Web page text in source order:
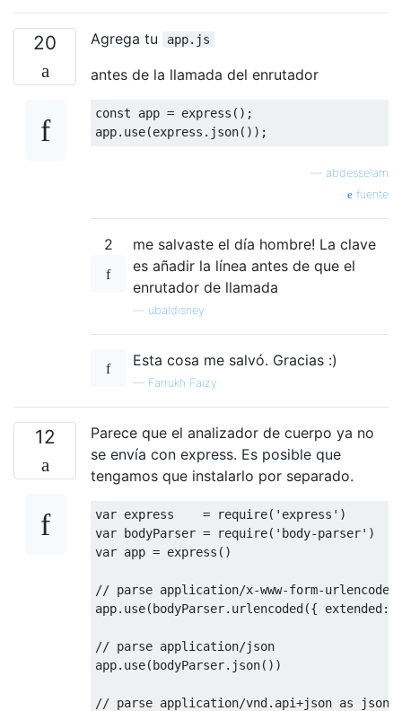
20 Agrega tu app.js
antes de la llamada del enrutador
const app = express ();
app. use(express . json());
abdesselam
fuente
2
me salvaste el día hombre! La clave
es añadir la línea antes de que el
enrutador de llamada
ubaldisney
Esta cosa me salvó. Gracias :)
— Farrukh Faizy
12
Parece que el analizador de cuerpo ya no
se envía con express. Es posible que
tengamos que instalarlo por separado.
var express = require( 'express' )
var bodyParser = require( 'body-parser' )
var app = express ()
// parse application/x-www-form-urlencoded
app. use(bodyParser. urlencoded({ extended:
// parse application/json
app. use(bodyParser. json())
// parse application/vnd.api+json as json